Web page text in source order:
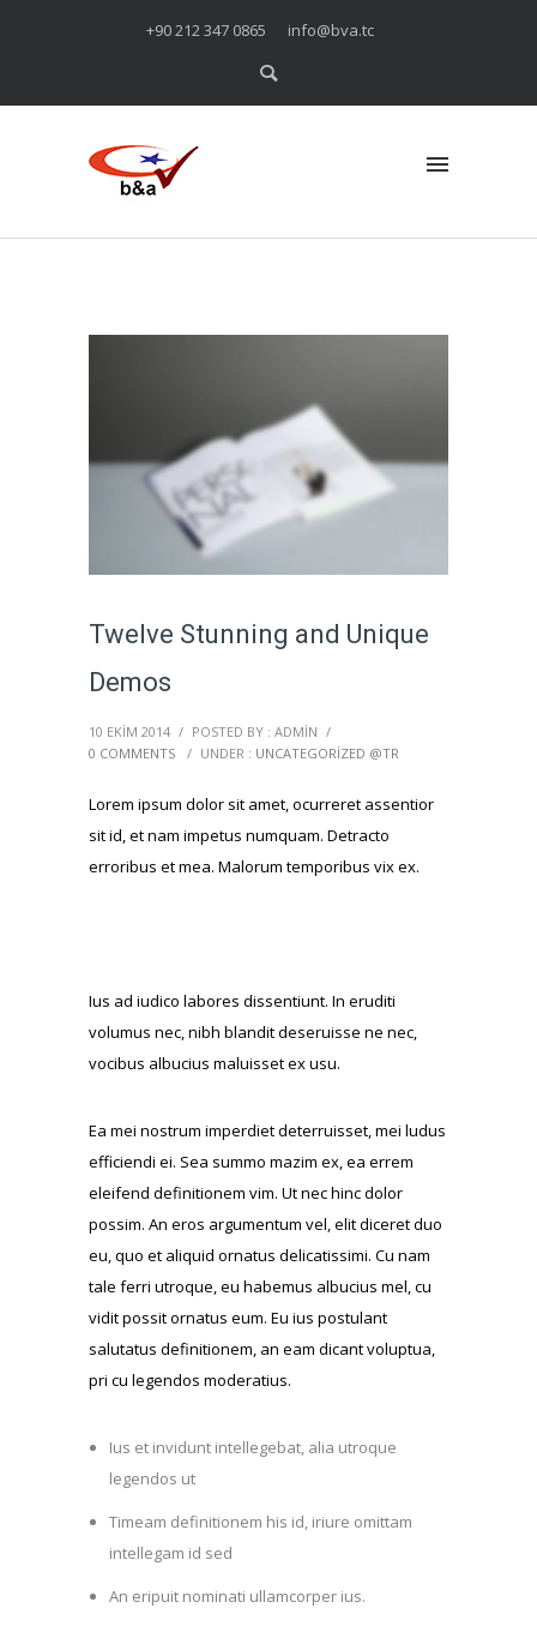
+90 212 347 0865 info@bva.tc
Twelve Stunning and Unique
Demos
10 EKIM 2014 / POSTED BY : ADMIN /
0 COMMENTS
/ UNDER : UNCATEGORIZED @TR
Lorem ipsum dolor sit amet, ocurreret assentior
sit id, et nam impetus numquam. Detracto
erroribus et mea. Malorum temporibus vix ex.
Ius ad iudico labores dissentiunt. In eruditi
volumus nec, nibh blandit deseruisse ne nec,
vocibus albucius maluisset ex usu.
Ea mei nostrum imperdiet deterruisset, mei ludus
efficiendi ei. Sea summo mazim ex, ea errem
eleifend definitionem vim. Ut nec hinc dolor
possim. An eros argumentum vel, elit diceret duo
eu, quo et aliquid ornatus delicatissimi. Cu nam
tale ferri utroque, eu habemus albucius mel, cu
vidit possit ornatus eum. Eu ius postulant
salutatus definitionem, an eam dicant voluptua,
pri cu legendos moderatius.
Ius et invidunt intellegebat, alia utroque
legendos ut
Timeam definitionem his id, iriure omittam
intellegam id sed
An eripuit nominati ullamcorper ius.